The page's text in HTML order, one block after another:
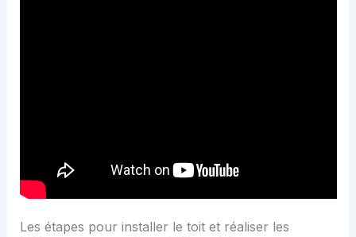
Les étapes pour installer le toit et réaliser les